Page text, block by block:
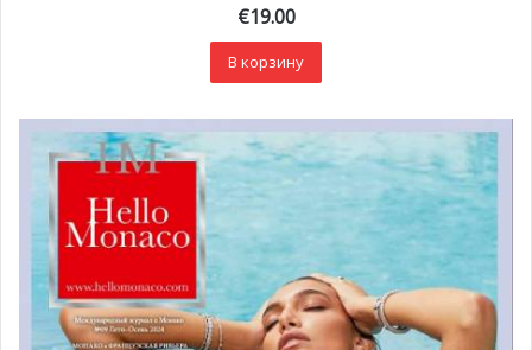
€19.00
В корзину